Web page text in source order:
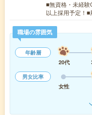
■無資格・未経験
以上採用予定！
職場の雰囲気
年齢層
20代
男女比率
女性